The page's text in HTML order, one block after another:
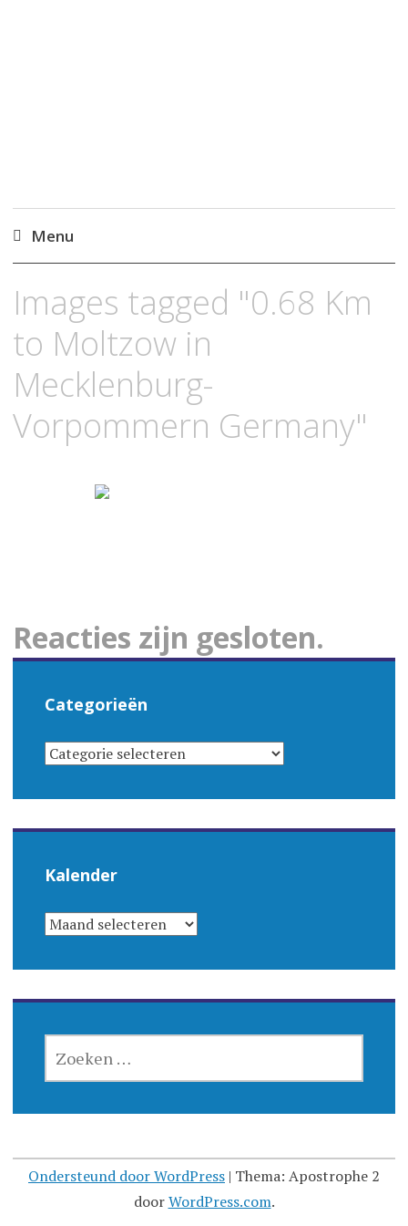
Menu
de
springen
Images tagged "0.68 Km
to Moltzow in
Mecklenburg-
Vorpommern Germany"
Reacties zijn gesloten.
Categorieën
CATEGORIEËN
Kalender
KALENDER
NAAR:
Ondersteund door WordPress | Thema: Apostrophe 2
doorWordPress.com.